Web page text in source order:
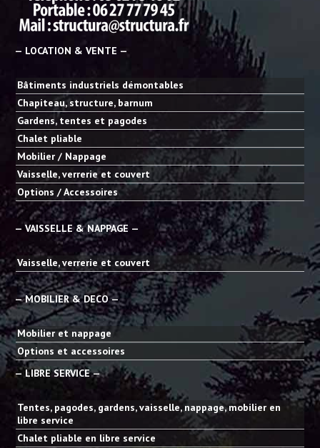
— LOCATION & VENTE —
Bâtiments industriels démontables
Chapiteau, structure, barnum
Gardens, tentes et pagodes
Chalet pliable
Mobilier / Nappage
Vaisselle, verrerie et couvert
Options / Accessoires
— VAISSELLE & NAPPAGE —
Vaisselle, verrerie et couvert
— MOBILIER & DECO —
Mobilier et nappage
Options et accessoires
— LIBRE SERVICE —
Tentes, pagodes, gardens, vaisselle, nappage, mobilier en
libre service
Chalet pliable en libre service